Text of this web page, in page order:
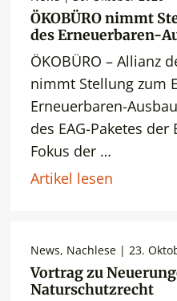
ÖKOBÜRO nimmt
des Erneuerbaren-
ÖKOBÜRO – Allianz
nimmt Stellung zum
Erneuerbaren-
des EAG-Paketes
Fokus der …
Artikel lesen
News, Nachlese | 23.
Vortrag zu
Naturschutzrecht